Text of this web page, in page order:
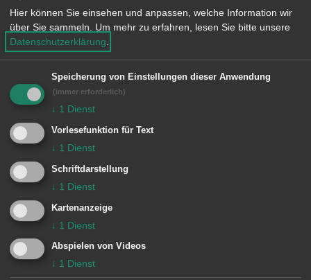
zahlreichen Bewerbungen wurde die
Jugendkapelle Aalen auserwählt und
traf dort auf die Konzertpartner*innen
des Sinfonischen Blasorchesters der
Jugendmusikschule Steinlach und des
Bezirksjugendakkordeonorchesters
Karlsruhe. Nachdem jedes der drei
Orchester seinen Konzertpart
absolvierte, rockte der Konzertpavillon
im großen gemeinsamen Finale
„Queen on Stage“. Im Anschluss durfte
gemeinsame Zeit im Europa-Park
verbracht werden, sodass es ein
Hier können Sie einsehen und anpassen, welche Information wir
über Sie sammeln. Um mehr zu erfahren, lesen Sie bitte unsere
Datenschutzerklärung.
Speicherung von Einstellungen dieser Anwendung
(immer erforderlich)
↓ 1 Dienst
Vorlesefunktion für Text
↓ 1 Dienst
Schriftdarstellung
↓ 1 Dienst
Kartenanzeige
↓ 1 Dienst
Abspielen von Videos
↓ 1 Dienst